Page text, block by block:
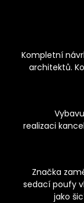
Kompletní
architektů.
realizaci
Značka
sedací poufy
jako